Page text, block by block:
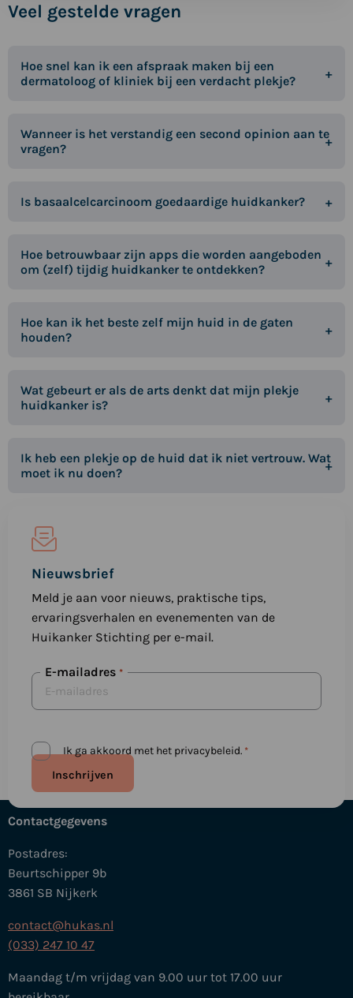
Veel gestelde vragen
Hoe snel kan ik een afspraak maken bij een
dermatoloog of kliniek bij een verdacht plekje?
Wanneer is het verstandig een second opinion aan te
vragen?
Is basaalcelcarcinoom goedaardige huidkanker?
Hoe betrouwbaar zijn apps die worden aangeboden
om (zelf) tijdig huidkanker te ontdekken?
Hoe kan ik het beste zelf mijn huid in de gaten
houden?
Wat gebeurt er als de arts denkt dat mijn plekje
huidkanker is?
Ik heb een plekje op de huid dat ik niet vertrouw. Wat
moet ik nu doen?
Nieuwsbrief
Meld je aan voor nieuws, praktische tips,
ervaringsverhalen en evenementen van de
Huikanker Stichting per e-mail.
E-mailadres *
Privacybeleid
Ik ga akkoord met het privacybeleid. *
Contactgegevens
Postadres:
Beurtschipper 9b
3861 SB Nijkerk
contact@hukas.nl
(033) 247 10 47
Maandag t/m vrijdag van 9.00 uur tot 17.00 uur